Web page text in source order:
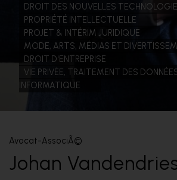
DROIT DES NOUVELLES
PROPRIÉTÉ INTELLECTUELLE
PROJET & INTÉRIM JURIDIQUE
MODE, ARTS, MÉDIAS ET
DROIT D'ENTREPRISE
VIE PRIVÉE, TRAITEMENT DES
INFORMATIQUE
Avocat-AssociÃ©
Johan